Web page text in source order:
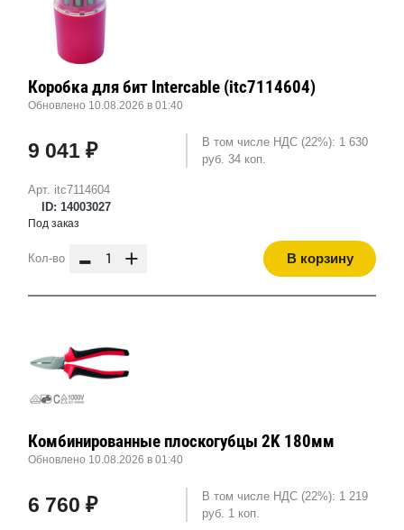
Арт. itc7114604
ID: 14003027
Коробка для бит Intercable (itc7114604)
Обновлено 10.08.2026 в 01:40
9 041 ₽
В том числе НДС (22%): 1 630
руб. 34 коп.
Под заказ
Кол-во - + В корзину
Комбинированные плоскогубцы 2K 180мм
Обновлено 10.08.2026 в 01:40
6 760 ₽
В том числе НДС (22%): 1 219
руб. 1 коп.